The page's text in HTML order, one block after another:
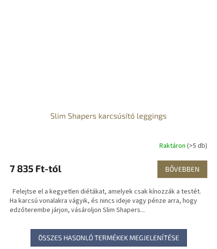
Slim Shapers karcsúsító leggings
Raktáron (>5 db)
7 835 Ft-tól BŐVEBBEN
Felejtse el a kegyetlen diétákat, amelyek csak kínozzák a testét.
Ha karcsú vonalakra vágyik, és nincs ideje vagy pénze arra, hogy
edzőterembe járjon, vásároljon Slim Shapers...
ÖSSZES HASONLÓ TERMÉKEK MEGJELENÍTÉSE